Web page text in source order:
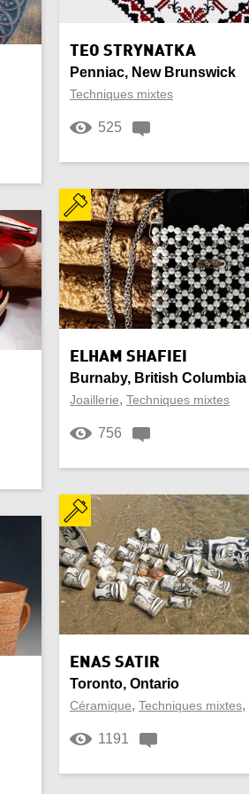
Pièce murale
Soie
Table
Tissage
Vannerie
Verres
TEO STRYNATKA
Penniac, New Brunswick
Techniques mixtes
525
ELHAM SHAFIEI
Burnaby, British Columbia
Joaillerie, Techniques mixtes
756
ENAS SATIR
Toronto, Ontario
Céramique, Techniques mixtes,
1191